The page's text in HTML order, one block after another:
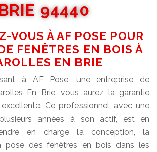
94440
VOUS À AF POSE POUR
FENÊTRES EN BOIS À
EN BRIE
à AF Pose, une entreprise de
En Brie, vous aurez la garantie
excellente. Ce professionnel, avec une
années à son actif, est en
en charge la conception, la
pose des fenêtres en bois dans les